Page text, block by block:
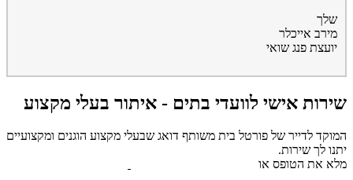
שלך
מירב אייכלר
יועצת פנג שואי
שירות אישי לוועדי בתים - איתור בעלי מקצוע
המוקד לדייר של פורטל בית משותף דואג שבעלי מקצוע הוגנים ומקצועיים
יתנו לך שירות.
מלא את הטופס או